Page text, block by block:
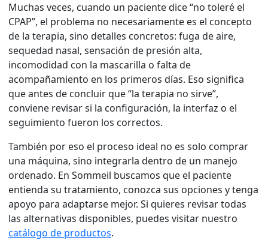
Muchas veces, cuando un paciente dice “no toleré el
CPAP”, el problema no necesariamente es el concepto
de la terapia, sino detalles concretos: fuga de aire,
sequedad nasal, sensación de presión alta,
incomodidad con la mascarilla o falta de
acompañamiento en los primeros días. Eso significa
que antes de concluir que “la terapia no sirve”,
conviene revisar si la configuración, la interfaz o el
seguimiento fueron los correctos.
También por eso el proceso ideal no es solo comprar
una máquina, sino integrarla dentro de un manejo
ordenado. En Sommeil buscamos que el paciente
entienda su tratamiento, conozca sus opciones y tenga
apoyo para adaptarse mejor. Si quieres revisar todas
las alternativas disponibles, puedes visitar nuestro
catálogo de productos.